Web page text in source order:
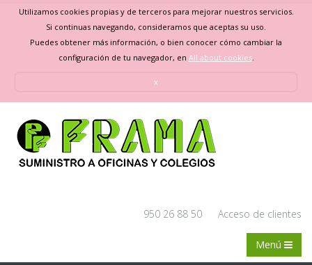
Utilizamos cookies propias y de terceros para mejorar nuestros servicios.
Si continuas navegando, consideramos que aceptas su uso.
Puedes obtener más información, o bien conocer cómo cambiar la
configuración de tu navegador, en All about cookies.
x
950 26 88 50 Acceso de clientes
Menú